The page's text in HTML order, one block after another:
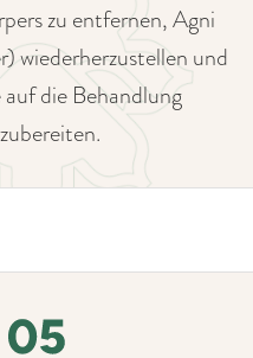
zu entfernen, Agni
wiederherzustellen und
auf die Behandlung